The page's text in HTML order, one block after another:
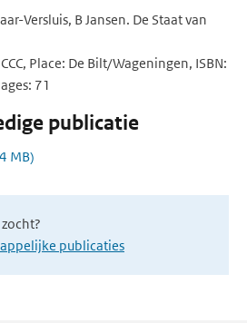
Versluis, B Jansen. De Staat van
Place: De Bilt/Wageningen, ISBN:
71
publicatie
MB)
publicaties